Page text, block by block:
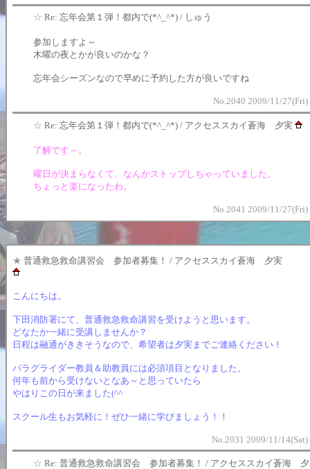
☆ Re: 忘年会第１弾！都内で(*^_^*) / しゅう
参加しますよ～
木曜の夜とかが良いのかな？
忘年会シーズンなので早めに予約した方が良いですね
No.2040 2009/11/
☆ Re: 忘年会第１弾！都内で(*^_^*) / アクセススカイ蒼海 夕実
了解です～。
曜日が決まらなくて、なんかストップしちゃっていました。
ちょっと楽になったわ。
No.2041 2009/11/
★ 普通救急救命講習会 参加者募集！ / アクセススカイ蒼海 夕実
こんにちは。
下田消防署にて、普通救急救命講習を受けようと思います。
どなたか一緒に受講しませんか？
日程は融通がききそうなので、希望者は夕実までご連絡ください！
パラグライダー教員＆助教員には必須項目となりました。
何年も前から受けないとなあ～と思っていたら
やはりこの日が来ました(^^ゞ
スクール生もお気軽に！ぜひ一緒に学びましょう！！
No.2031 2009/11/
☆ Re: 普通救急救命講習会 参加者募集！ / アクセススカイ蒼海 夕